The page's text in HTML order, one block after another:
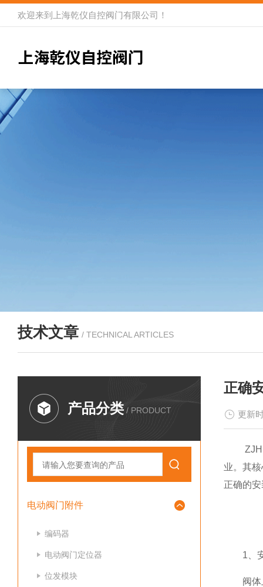
欢迎来到 上海乾仪自控阀门有限公司 ！
技术文章 / TECHNICAL ARTICLES
产品分类 / PRODUCT
电动阀门附件
编码器
电动阀门定位器
位发模块
正确
更新
ZJHP
业。其
正确的
1、安
阀体上